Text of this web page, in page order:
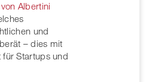
von Albertini
und
– dies mit
Startups und